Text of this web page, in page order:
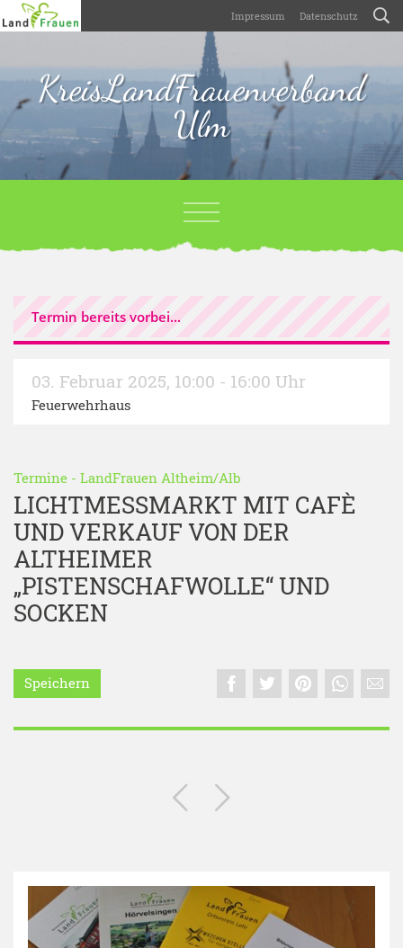
Impressum Datenschutz
KreisLandFrauenverband
Ulm
Termin bereits vorbei...
03. Februar 2025, 10:00 - 16:00 Uhr
Feuerwehrhaus
Termine - LandFrauen Altheim/Alb
LICHTMESSMARKT MIT CAFÈ
UND VERKAUF VON DER
ALTHEIMER
„PISTENSCHAFWOLLE“ UND
SOCKEN
Speichern